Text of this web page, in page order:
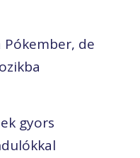
Pókember, de
gyors